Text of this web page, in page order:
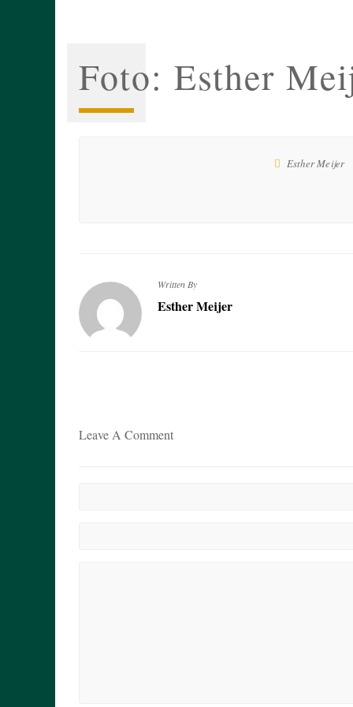
Foto: Esther
Esther Meijer
Written By
Esther Meijer
Leave A Comment